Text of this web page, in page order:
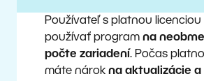
Používateľ s platnou licenciou
používať program na
počte zariadení . Počas
máte nárok na aktualizácie a